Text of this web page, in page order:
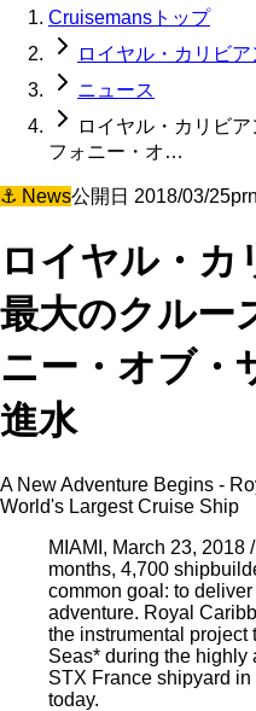
Cruisemansトップ
ロイヤル・カリビア
ニュース
ロイヤル・カリビ
フォニー・オ…
⚓ News公開日 2018/03/25
ロイヤル・カ
最大のクルー
ニー・オブ・
進水
A New Adventure Begins -
World's Largest Cruise Ship
MIAMI, March 23,
months, 4,700
common goal: to
adventure. Royal
the instrumental project
Seas* during the highly
STX France shipyard
today.